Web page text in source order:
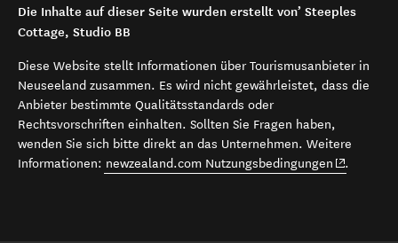
Die Inhalte auf dieser Seite wurden erstellt von’ Steeples
Cottage, Studio BB
Diese Website stellt Informationen über Tourismusanbieter in
Neuseeland zusammen. Es wird nicht gewährleistet, dass die
Anbieter bestimmte Qualitätsstandards oder
Rechtsvorschriften einhalten. Sollten Sie Fragen haben,
wenden Sie sich bitte direkt an das Unternehmen. Weitere
Informationen: newzealand.com Nutzungsbedingungen (opens in
.